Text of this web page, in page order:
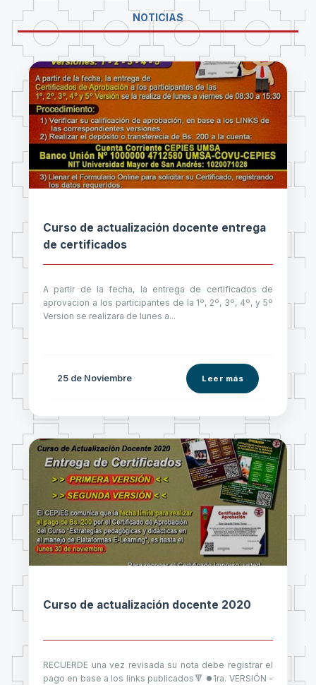
NOTICIAS
Curso de actualización docente entrega
de certificados
A partir de la fecha, la entrega de certificados de
aprovacion a los participantes de la 1º, 2º, 3º, 4º, y 5º
Version se realizara de lunes a...
25 de Noviembre Leer más
Curso de actualización docente 2020
RECUERDE una vez revisada su nota debe registrar el
pago en base a los links publicados🔻 ⏺️1ra. VERSIÓN -